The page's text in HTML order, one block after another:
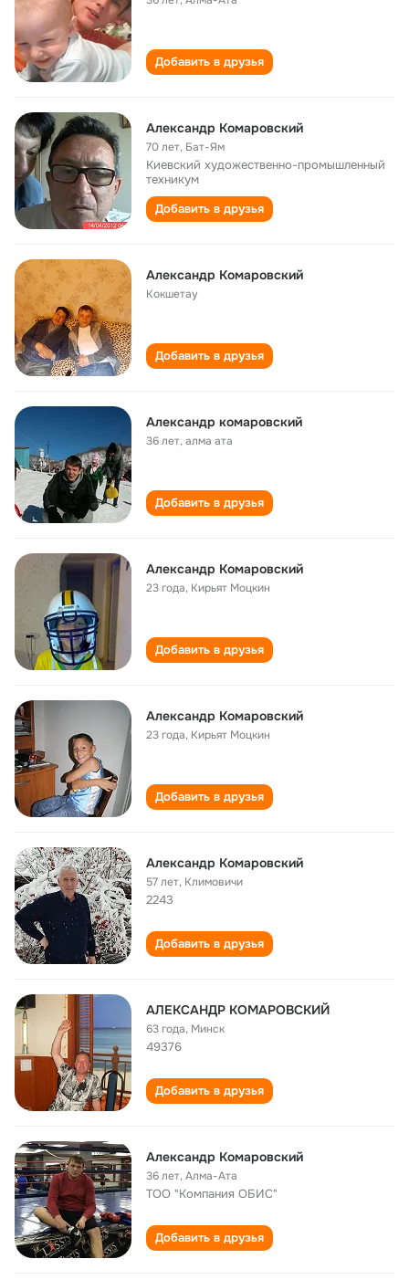
Добавить в друзья
Александр Комаровский
70 лет, Бат-Ям
Киевский художественно-промышленный
техникум
Добавить в друзья
Александр Комаровский
Кокшетау
Добавить в друзья
Александр комаровский
36 лет,алма ата
Добавить в друзья
Александр Комаровский
23 года, Кирьят Моцкин
Добавить в друзья
Александр Комаровский
23 года, Кирьят Моцкин
Добавить в друзья
Александр Комаровский
57 лет, Климовичи
2243
Добавить в друзья
АЛЕКСАНДР КОМАРОВСКИЙ
63 года, Минск
49376
Добавить в друзья
Александр Комаровский
36 лет,Алма-Ата
ТОО "Компания ОБИС"
Добавить в друзья